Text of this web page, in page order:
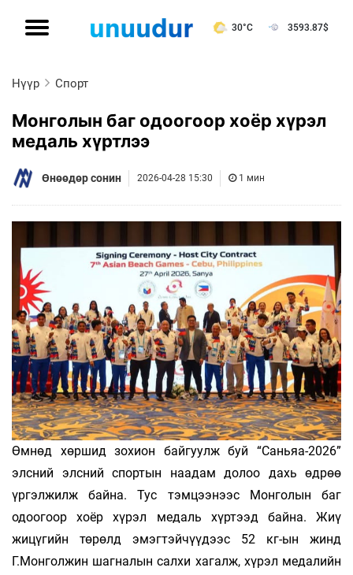
30°C 3593.87$
Нүүр Спорт
Монголын баг одоогоор хоёр хүрэл
медаль хүртлээ
Өнөөдөр сонин 2026-04-28 15:30 1 мин
Өмнөд хөршид зохион байгуулж буй “Саньяа-2026”
элсний элсний спортын наадам долоо дахь өдрөө
үргэлжилж байна. Тус тэмцээнээс Монголын баг
одоогоор хоёр хүрэл медаль хүртээд байна. Жиү
жицүгийн төрөлд эмэгтэйчүүдээс 52 кг-ын жинд
Г.Монголжин шагналын салхи хагалж, хүрэл медалийн